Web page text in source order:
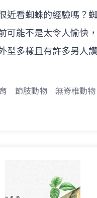
近看蜘蛛的經驗嗎？
可能不是太令人愉快
型多樣且有許多另人
節肢動物 無脊椎動物